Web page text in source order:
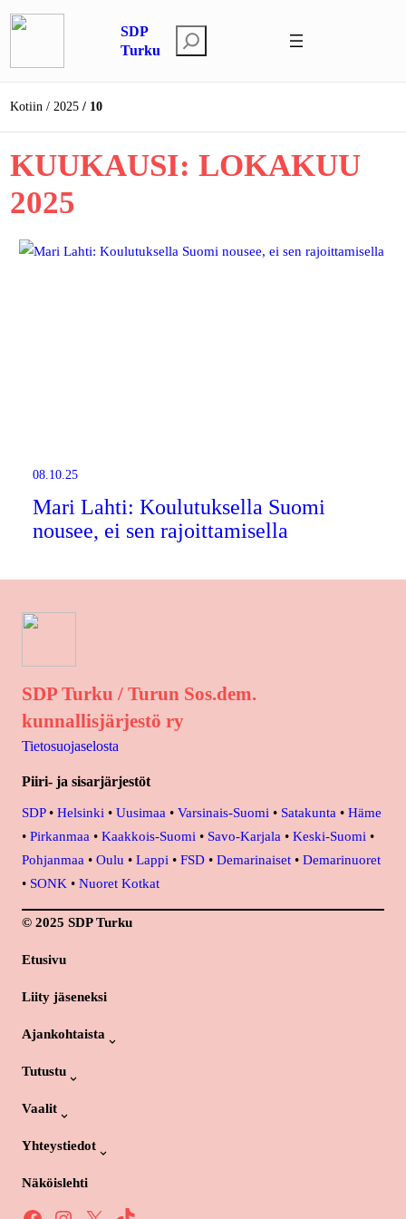
Siirry
sisältöön
SDP
Turku
t
s
Kotiin 2025 10
KUUKAUSI: LOKAKUU
2025
08.10.25
Mari Lahti: Koulutuksella Suomi
nousee, ei sen rajoittamisella
SDP Turku / Turun Sos.dem.
kunnallisjärjestö ry
Tietosuojaselosta
Piiri- ja sisarjärjestöt
SDP• Helsinki • Uusimaa • Varsinais-Suomi • Satakunta • Häme
• Pirkanmaa • Kaakkois-Suomi • Savo-Karjala • Keski-Suomi •
Pohjanmaa • Oulu • Lappi • FSD • Demarinaiset • Demarinuoret
• SONK • Nuoret Kotkat
© 2025 SDP Turku
Etusivu
Liity jäseneksi
Ajankohtaista
Tutustu
Vaalit
Yhteystiedot
Näköislehti